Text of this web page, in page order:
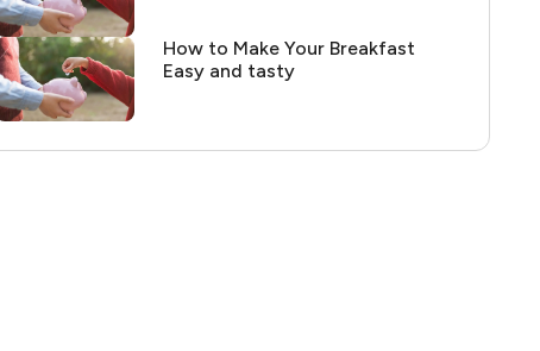
How to Make Your Breakfast
Easy and tasty